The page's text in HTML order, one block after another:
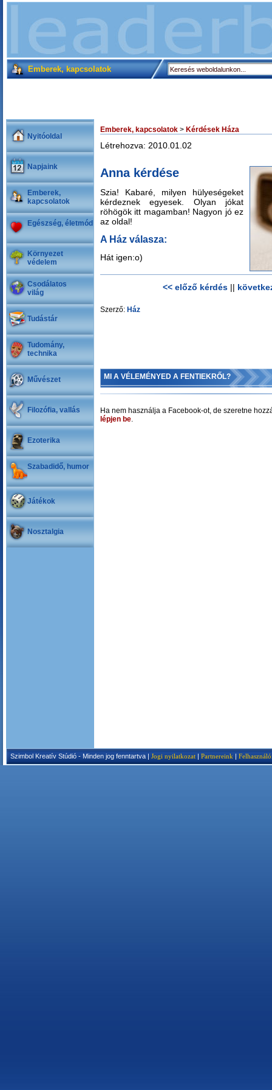
Emberek, kapcsolatok
Nyitóoldal
Napjaink
Emberek,
kapcsolatok
Egészség, életmód
Környezet
védelem
Csodálatos
világ
Tudástár
Tudomány,
technika
Művészet
Filozófia, vallás
Ezoterika
Szabadidő, humor
Játékok
Nosztalgia
Emberek, kapcsolatok > Kérdések Háza
Létrehozva: 2010.01.02
Anna kérdése
Szia! Kabaré, milyen hülyeségeket
kérdeznek egyesek. Olyan jókat
röhögök itt magamban! Nagyon jó ez
az oldal!
A Ház válasza:
Hát igen:o)
<< előző kérdés||
Szerző: Ház
MI A VÉLEMÉNYED A FENTIEKRŐL?
Ha nem használja a Facebook-ot, de szeretne
lépjen be.
Szimbol Kreatív Stúdió - Minden jog fenntartva | Jogi nyilatkozat | Partnereink |